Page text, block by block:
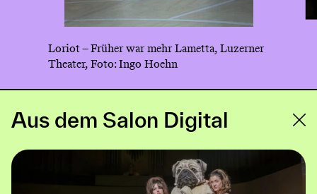
Loriot – Früher war mehr Lametta, Luzerner
Theater, Foto: Ingo Hoehn
Aus dem Salon Digital